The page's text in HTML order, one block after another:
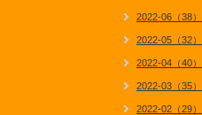
2022-06（38）
2022-05（32）
2022-04（40）
2022-03（35）
2022-02（29）